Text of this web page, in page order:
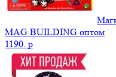
MAG BUILDING оптом
1190. p